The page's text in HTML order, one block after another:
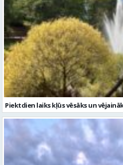
Piektdien laiks kļūs vēsāks un vējaināks